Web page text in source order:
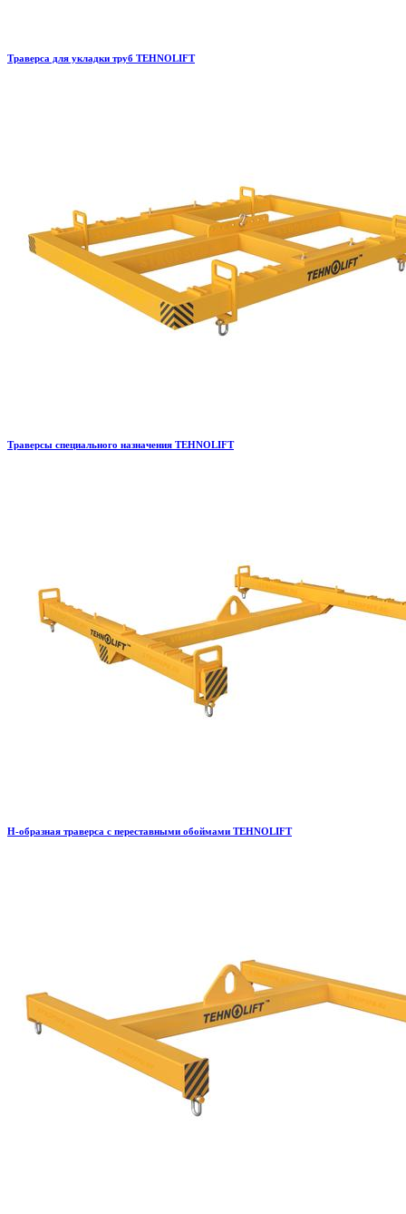
Траверса для укладки труб TEHNOLIFT
Траверсы специального назначения TEHNOLIFT
H-образная траверса с переставными обоймами TEHNOLIFT